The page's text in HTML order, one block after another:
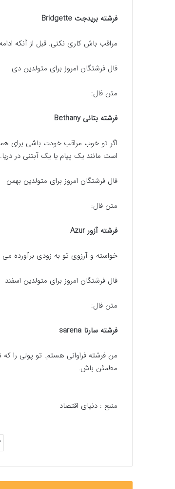
فرشته بریدجت Bridgette
مراقب باش کاری نکنی. قبل از آنکه
فال فرشتگان امروز برای متولدین دی
متن فال:
فرشته بتانی Bethany
اگر تو خوب مراقب خودت باشی برای
است مانند یک پیام یا یک آبتنی در دریا.
فال فرشتگان امروز برای متولدین بهمن
متن فال:
فرشته آزور Azur
خواسته و آرزوی تو به زودی برآورده
فال فرشتگان امروز برای متولدین اسفند
متن فال:
فرشته سارنا sarena
من فرشته فراوانی هستم. تو پولی را
مطمئن باش.
منبع : دنیای اقتصاد